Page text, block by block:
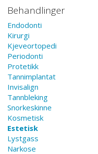
Behandlinger
Endodonti
Kirurgi
Kjeveortopedi
Periodonti
Protetikk
Tannimplantat
Invisalign
Tannbleking
Snorkeskinne
Kosmetisk
Estetisk
Lystgass
Narkose